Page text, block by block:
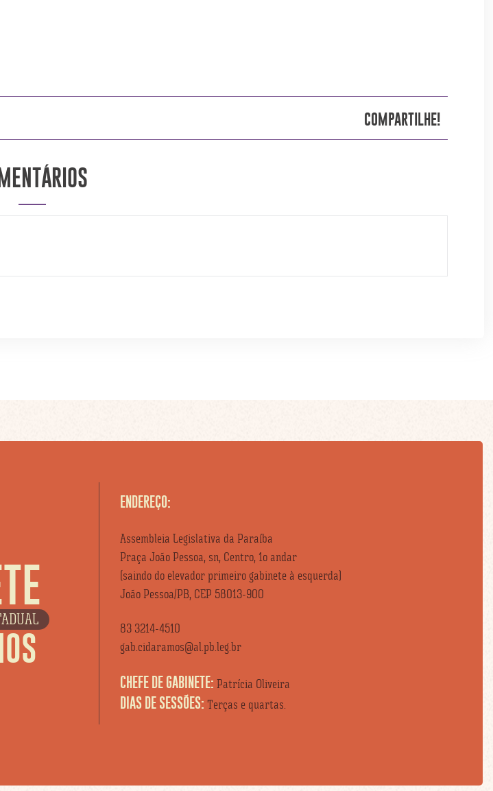
COMPARTILHE!
ENDEREÇO:
Assembleia Legislativa da Paraíba
Praça João Pessoa, sn, Centro, 1o andar
(saindo do elevador primeiro gabinete à esquerda)
João Pessoa/PB, CEP 58013-900
83 3214-4510
gab.cidaramos@al.pb.leg.br
CHEFE DE GABINETE: Patrícia Oliveira
DIAS DE SESSÕES: Terças e quartas.